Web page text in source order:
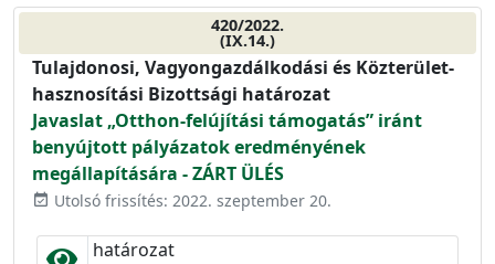
420/2022.
(IX.14.)
Tulajdonosi, Vagyongazdálkodási és Közterület-
hasznosítási Bizottsági határozat
Javaslat „Otthon-felújítási támogatás” iránt
benyújtott pályázatok eredményének
megállapítására - ZÁRT ÜLÉS
event_available Utolsó frissítés: 2022. szeptember 20.
határozat